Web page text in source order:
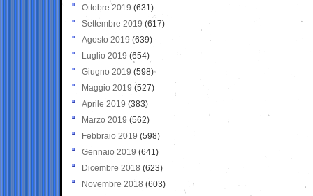
Ottobre 2019 (631)
Settembre 2019 (617)
Agosto 2019 (639)
Luglio 2019 (654)
Giugno 2019 (598)
Maggio 2019 (527)
Aprile 2019 (383)
Marzo 2019 (562)
Febbraio 2019 (598)
Gennaio 2019 (641)
Dicembre 2018 (623)
Novembre 2018 (603)